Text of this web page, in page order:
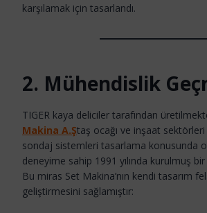
karşılamak için tasarlandı.
2. Mühendislik
TIGER kaya deliciler tarafından
Makina A.Ştaş ocağı ve inşaat
sondaj sistemleri tasarlama konusunda
deneyime sahip 1991 yılında kurulmuş
Bu miras Set Makina’nın kendi tasarım
geliştirmesini sağlamıştır: